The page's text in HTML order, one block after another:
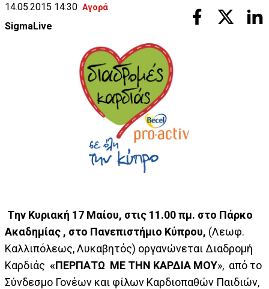
14.05.2015 14:30 Αγορά
SigmaLive
Tην Κυριακή 17 Μαίου, στις 11.00 πμ. στο Πάρκο
Ακαδημίας , στο Πανεπιστήμιο Κύπρου, (Λεωφ.
Καλλιπόλεως, Λυκαβητός) οργανώνεται Διαδρομή
Καρδιάς «ΠΕΡΠΑΤΩ ΜΕ ΤΗΝ ΚΑΡΔΙΑ ΜΟΥ», από το
Σύνδεσμο Γονέων και φίλων Καρδιοπαθών Παιδιών,